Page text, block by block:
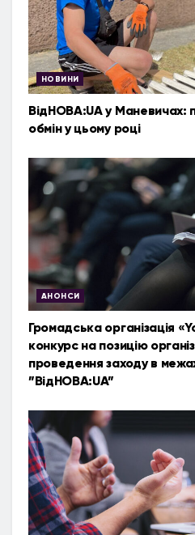
НОВИНИ
ВідНОВА:UA у Маневичах:
обмін у цьому році
АНОНСИ
Громадська організація
конкурс на позицію
проведення заходу в
”ВідНОВА:UA”